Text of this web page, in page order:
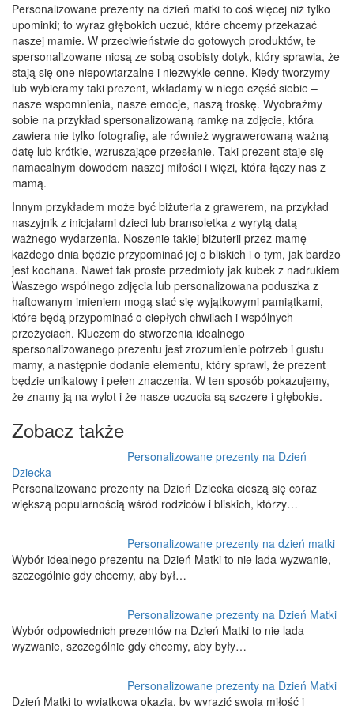
Personalizowane prezenty na dzień matki to coś więcej niż tylko
upominki; to wyraz głębokich uczuć, które chcemy przekazać
naszej mamie. W przeciwieństwie do gotowych produktów, te
spersonalizowane niosą ze sobą osobisty dotyk, który sprawia, że
stają się one niepowtarzalne i niezwykle cenne. Kiedy tworzymy
lub wybieramy taki prezent, wkładamy w niego część siebie –
nasze wspomnienia, nasze emocje, naszą troskę. Wyobraźmy
sobie na przykład spersonalizowaną ramkę na zdjęcie, która
zawiera nie tylko fotografię, ale również wygrawerowaną ważną
datę lub krótkie, wzruszające przesłanie. Taki prezent staje się
namacalnym dowodem naszej miłości i więzi, która łączy nas z
mamą.
Innym przykładem może być biżuteria z grawerem, na przykład
naszyjnik z inicjałami dzieci lub bransoletka z wyrytą datą
ważnego wydarzenia. Noszenie takiej biżuterii przez mamę
każdego dnia będzie przypominać jej o bliskich i o tym, jak bardzo
jest kochana. Nawet tak proste przedmioty jak kubek z nadrukiem
Waszego wspólnego zdjęcia lub personalizowana poduszka z
haftowanym imieniem mogą stać się wyjątkowymi pamiątkami,
które będą przypominać o ciepłych chwilach i wspólnych
przeżyciach. Kluczem do stworzenia idealnego
spersonalizowanego prezentu jest zrozumienie potrzeb i gustu
mamy, a następnie dodanie elementu, który sprawi, że prezent
będzie unikatowy i pełen znaczenia. W ten sposób pokazujemy,
że znamy ją na wylot i że nasze uczucia są szczere i głębokie.
Zobacz także
Personalizowane prezenty na Dzień
Dziecka
Personalizowane prezenty na Dzień Dziecka cieszą się coraz
większą popularnością wśród rodziców i bliskich, którzy…
Personalizowane prezenty na dzień matki
Wybór idealnego prezentu na Dzień Matki to nie lada wyzwanie,
szczególnie gdy chcemy, aby był…
Personalizowane prezenty na Dzień Matki
Wybór odpowiednich prezentów na Dzień Matki to nie lada
wyzwanie, szczególnie gdy chcemy, aby były…
Personalizowane prezenty na Dzień Matki
Dzień Matki to wyjątkowa okazja, by wyrazić swoją miłość i